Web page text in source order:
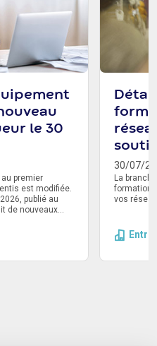
le 30
premier
est modifiée.
publié au
de nouveaux
30/07/
La
formation
vos